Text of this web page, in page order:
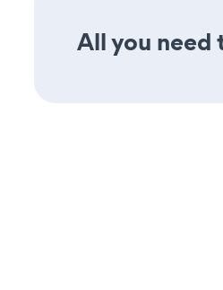
All you need